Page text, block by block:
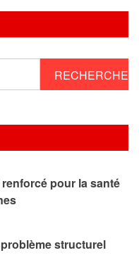
pour la santé
structurel